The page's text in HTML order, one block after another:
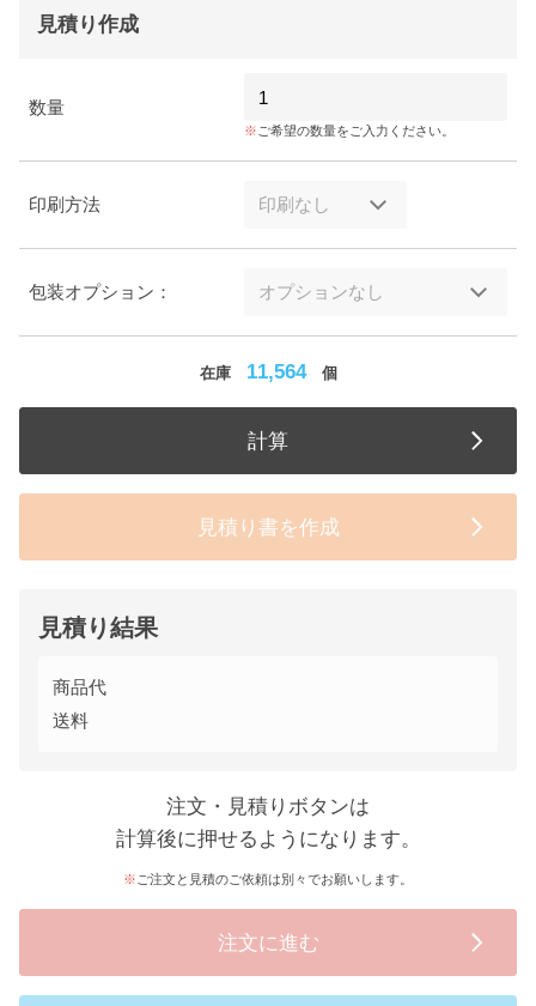
見積り作成
数量
ご希望の数量をご入力ください。
印刷方法
包装オプション：
在庫 11,564個
計算
見積り書を作成
見積り結果
商品代
送料
注文・見積りボタンは
計算後に押せるようになります。
ご注文と見積のご依頼は別々でお願いします。
注文に進む